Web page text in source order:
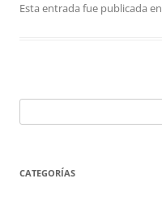
Esta entrada fue publicada en
CATEGORÍAS